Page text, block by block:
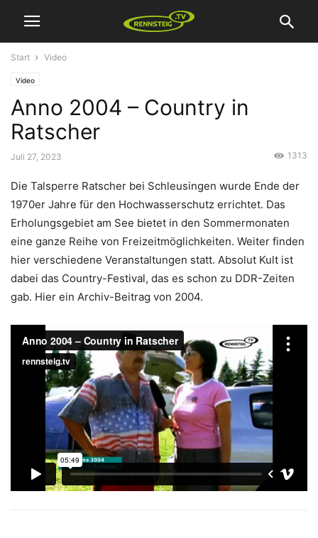
Start Video
Video
Anno 2004 – Country in
Ratscher
Juli 27, 2023 1313
Die Talsperre Ratscher bei Schleusingen wurde Ende der
1970er Jahre für den Hochwasserschutz errichtet. Das
Erholungsgebiet am See bietet in den Sommermonaten
eine ganze Reihe von Freizeitmöglichkeiten. Weiter finden
hier verschiedene Veranstaltungen statt. Absolut Kult ist
dabei das Country-Festival, das es schon zu DDR-Zeiten
gab. Hier ein Archiv-Beitrag von 2004.